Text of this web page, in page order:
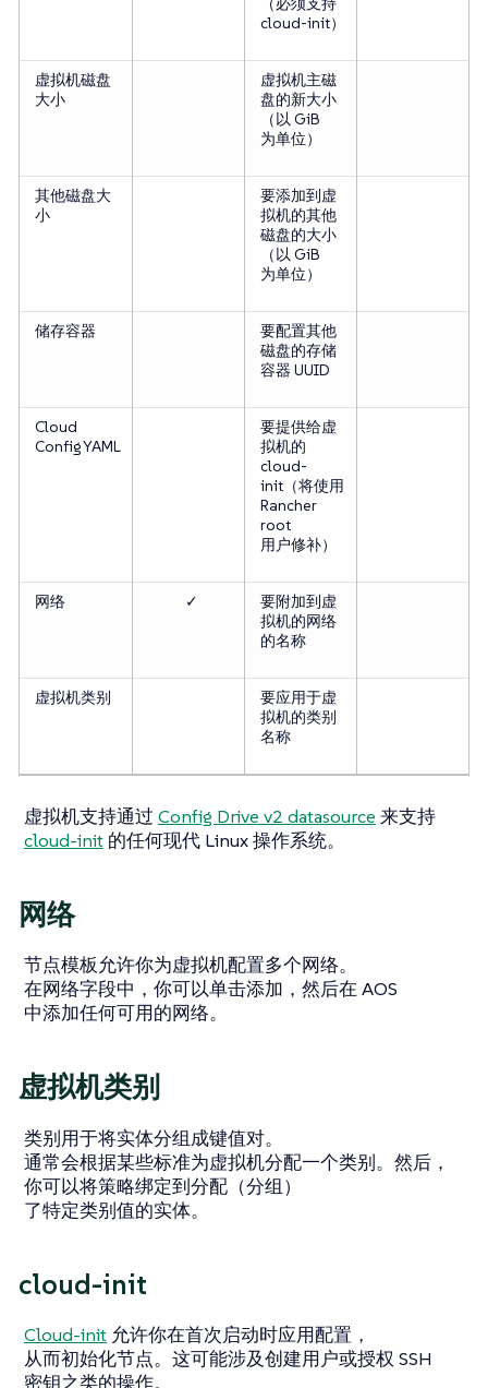
cloud-init）
虚拟机磁盘
大小
虚拟机主磁
盘的新大小
（以 GiB
为单位）
其他磁盘大
小
要添加到虚
拟机的其他
磁盘的大小
（以 GiB
为单位）
储存容器
要配置其他
磁盘的存储
容器 UUID
Cloud
Config YAML
要提供给虚
拟机的
cloud-
init（将使用
Rancher
root
用户修补）
网络 ✓
要附加到虚
拟机的网络
的名称
虚拟机类别
要应用于虚
拟机的类别
名称
虚拟机支持通过 Config Drive v2 datasource 来支持
cloud-init 的任何现代 Linux 操作系统。
网络
节点模板允许你为虚拟机配置多个网络。
在网络字段中，你可以单击添加 ，然后在 AOS
中添加任何可用的网络。
虚拟机类别
类别用于将实体分组成键值对。
通常会根据某些标准为虚拟机分配一个类别。然后，
你可以将策略绑定到分配（分组）
了特定类别值的实体。
cloud-init
Cloud-init 允许你在首次启动时应用配置，
从而初始化节点。这可能涉及创建用户或授权 SSH
密钥之类的操作。